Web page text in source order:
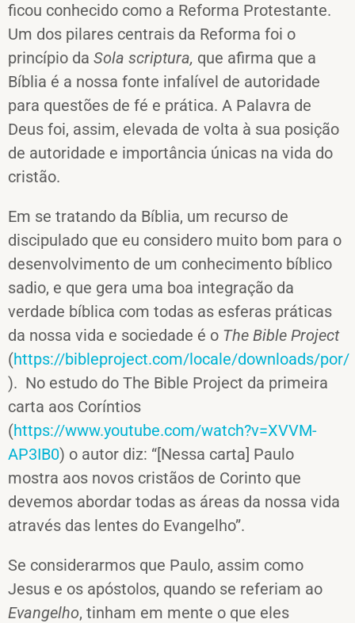
ficou conhecido como a Reforma Protestante.
Um dos pilares centrais da Reforma foi o
princípio da Sola scriptura, que afirma que a
Bíblia é a nossa fonte infalível de autoridade
para questões de fé e prática. A Palavra de
Deus foi, assim, elevada de volta à sua posição
de autoridade e importância únicas na vida do
cristão.
Em se tratando da Bíblia, um recurso de
discipulado que eu considero muito bom para o
desenvolvimento de um conhecimento bíblico
sadio, e que gera uma boa integração da
verdade bíblica com todas as esferas práticas
da nossa vida e sociedade é o The Bible Project
(https://bibleproject.com/locale/downloads/por/
). No estudo do The Bible Project da primeira
carta aos Coríntios
(https://www.youtube.com/watch?v=XVVM-
AP3IB0) o autor diz: “[Nessa carta] Paulo
mostra aos novos cristãos de Corinto que
devemos abordar todas as áreas da nossa vida
através das lentes do Evangelho”.
Se considerarmos que Paulo, assim como
Jesus e os apóstolos, quando se referiam ao
Evangelho, tinham em mente o que eles